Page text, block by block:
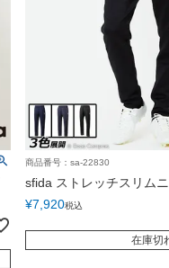
商品番号：sa-22830
sfida ストレッチスリム
¥7,920税込
在庫切